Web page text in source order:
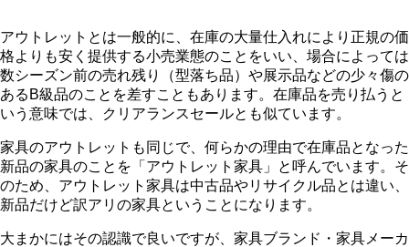
アウトレットとは一般的に、在庫の大量仕入れにより正規の価
格よりも安く提供する小売業態のことをいい、場合によっては
数シーズン前の売れ残り（型落ち品）や展示品などの少々傷の
あるB級品のことを差すこともあります。在庫品を売り払うと
いう意味では、クリアランスセールとも似ています。
家具のアウトレットも同じで、何らかの理由で在庫品となった
新品の家具のことを「アウトレット家具」と呼んでいます。そ
のため、アウトレット家具は中古品やリサイクル品とは違い、
新品だけど訳アリの家具ということになります。
大まかにはその認識で良いですが、家具ブランド・家具メーカ